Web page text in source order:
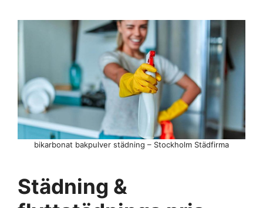
bikarbonat bakpulver städning – Stockholm Städfirma
Städning &